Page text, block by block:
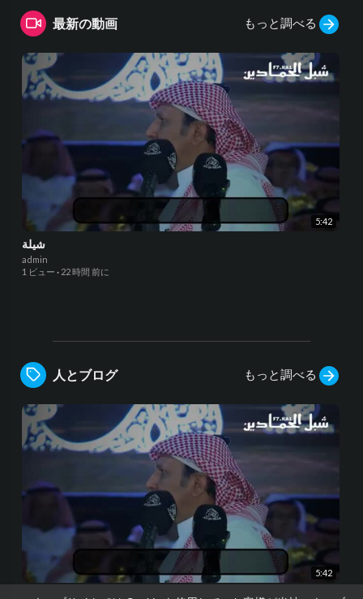
最新の動画 もっと調べる
5:42
شيلة
admin
1 ビュー · 22 時間 前に
人とブログ もっと調べる
5:42
شيلة